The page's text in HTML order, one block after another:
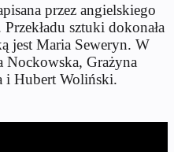
przez angielskiego
sztuki dokonała
jest Maria Seweryn. W
Nockowska, Grażyna
i Hubert Woliński.